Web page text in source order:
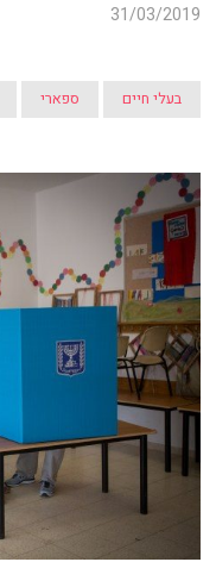
31/03/2019
בעלי חיים ספארי